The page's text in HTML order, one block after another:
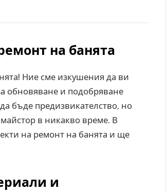
на банята
Ние сме изкушения да ви
обновяване и подобряване
бъде предизвикателство, но
в никакво време. В
на ремонт на банята и ще
и